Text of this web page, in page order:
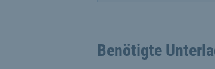
Benötigte